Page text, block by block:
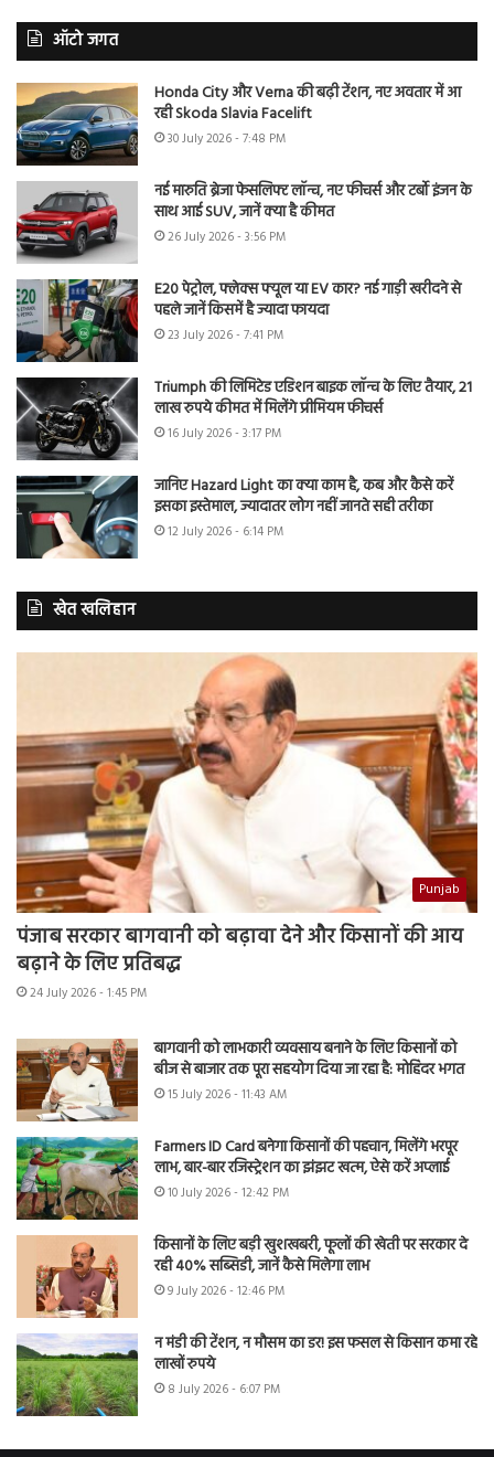
ऑटो जगत
Honda City और Verna की बढ़ी टेंशन, नए अवतार में आ
रही Skoda Slavia Facelift
30 July 2026 - 7:48 PM
नई मारुति ब्रेजा फेसलिफ्ट लॉन्च, नए फीचर्स और टर्बो इंजन के
साथ आई SUV, जानें क्या है कीमत
26 July 2026 - 3:56 PM
E20 पेट्रोल, फ्लेक्स फ्यूल या EV कार? नई गाड़ी खरीदने से
पहले जानें किसमें है ज्यादा फायदा
23 July 2026 - 7:41 PM
Triumph की लिमिटेड एडिशन बाइक लॉन्च के लिए तैयार, 21
लाख रुपये कीमत में मिलेंगे प्रीमियम फीचर्स
16 July 2026 - 3:17 PM
जानिए Hazard Light का क्या काम है, कब और कैसे करें
इसका इस्तेमाल, ज्यादातर लोग नहीं जानते सही तरीका
12 July 2026 - 6:14 PM
खेत खलिहान
Punjab
पंजाब सरकार बागवानी को बढ़ावा देने और किसानों की आय
बढ़ाने के लिए प्रतिबद्ध
24 July 2026 - 1:45 PM
बागवानी को लाभकारी व्यवसाय बनाने के लिए किसानों को
बीज से बाजार तक पूरा सहयोग दिया जा रहा है: मोहिंदर भगत
15 July 2026 - 11:43 AM
Farmers ID Card बनेगा किसानों की पहचान, मिलेंगे भरपूर
लाभ, बार-बार रजिस्ट्रेशन का झंझट खत्म, ऐसे करें अप्लाई
10 July 2026 - 12:42 PM
किसानों के लिए बड़ी खुशखबरी, फूलों की खेती पर सरकार दे
रही 40% सब्सिडी, जानें कैसे मिलेगा लाभ
9 July 2026 - 12:46 PM
न मंडी की टेंशन, न मौसम का डर! इस फसल से किसान कमा रहे
लाखों रुपये
8 July 2026 - 6:07 PM